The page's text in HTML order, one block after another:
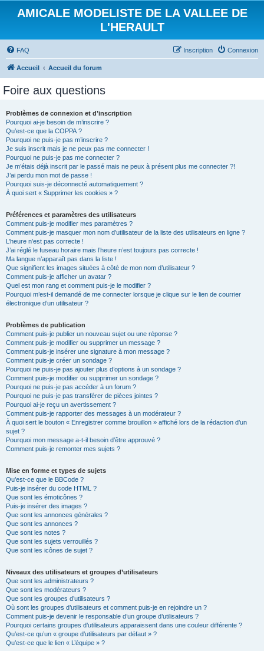
AMICALE MODELISTE DE LA VALLEE DE
L'HERAULT
FAQ Connexion
Inscription
Accueil Accueil du forum
Foire aux questions
Problèmes de connexion et d’inscription
Pourquoi ai-je besoin de m’inscrire ?
Qu’est-ce que la COPPA ?
Pourquoi ne puis-je pas m’inscrire ?
Je suis inscrit mais je ne peux pas me connecter !
Pourquoi ne puis-je pas me connecter ?
Je m’étais déjà inscrit par le passé mais ne peux à présent plus me connecter ?!
J’ai perdu mon mot de passe !
Pourquoi suis-je déconnecté automatiquement ?
À quoi sert « Supprimer les cookies » ?
Préférences et paramètres des utilisateurs
Comment puis-je modifier mes paramètres ?
Comment puis-je masquer mon nom d’utilisateur de la liste des utilisateurs en ligne ?
L’heure n’est pas correcte !
J’ai réglé le fuseau horaire mais l’heure n’est toujours pas correcte !
Ma langue n’apparaît pas dans la liste !
Que signifient les images situées à côté de mon nom d’utilisateur ?
Comment puis-je afficher un avatar ?
Quel est mon rang et comment puis-je le modifier ?
Pourquoi m’est-il demandé de me connecter lorsque je clique sur le lien de courrier
électronique d’un utilisateur ?
Problèmes de publication
Comment puis-je publier un nouveau sujet ou une réponse ?
Comment puis-je modifier ou supprimer un message ?
Comment puis-je insérer une signature à mon message ?
Comment puis-je créer un sondage ?
Pourquoi ne puis-je pas ajouter plus d’options à un sondage ?
Comment puis-je modifier ou supprimer un sondage ?
Pourquoi ne puis-je pas accéder à un forum ?
Pourquoi ne puis-je pas transférer de pièces jointes ?
Pourquoi ai-je reçu un avertissement ?
Comment puis-je rapporter des messages à un modérateur ?
À quoi sert le bouton « Enregistrer comme brouillon » affiché lors de la rédaction d’un
sujet ?
Pourquoi mon message a-t-il besoin d’être approuvé ?
Comment puis-je remonter mes sujets ?
Mise en forme et types de sujets
Qu’est-ce que le BBCode ?
Puis-je insérer du code HTML ?
Que sont les émoticônes ?
Puis-je insérer des images ?
Que sont les annonces générales ?
Que sont les annonces ?
Que sont les notes ?
Que sont les sujets verrouillés ?
Que sont les icônes de sujet ?
Niveaux des utilisateurs et groupes d’utilisateurs
Que sont les administrateurs ?
Que sont les modérateurs ?
Que sont les groupes d’utilisateurs ?
Où sont les groupes d’utilisateurs et comment puis-je en rejoindre un ?
Comment puis-je devenir le responsable d’un groupe d’utilisateurs ?
Pourquoi certains groupes d’utilisateurs apparaissent dans une couleur différente ?
Qu’est-ce qu’un « groupe d’utilisateurs par défaut » ?
Qu’est-ce que le lien « L’équipe » ?